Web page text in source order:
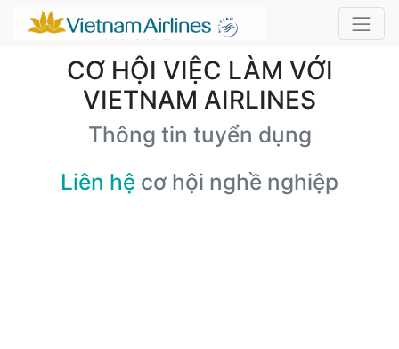
CƠ HỘI VIỆC LÀM VỚI
VIETNAM AIRLINES
Thông tin tuyển dụng
Liên hệ cơ hội nghề nghiệp